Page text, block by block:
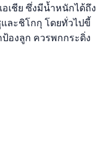
เชีย ซึ่งมีน้ำหนักได้ถึง
ละชิโกกุ โดยทั่วไปขี้
องลูก ควรพกกระดิ่ง